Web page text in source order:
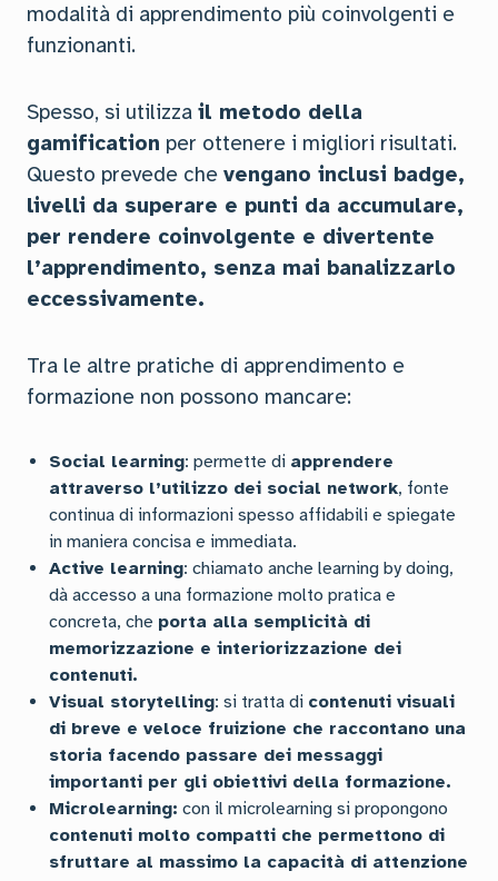
modalità di apprendimento più coinvolgenti e
funzionanti.
Spesso, si utilizza il metodo della
gamification per ottenere i migliori risultati.
Questo prevede che vengano inclusi badge,
livelli da superare e punti da accumulare,
per rendere coinvolgente e divertente
l’apprendimento, senza mai banalizzarlo
eccessivamente.
Tra le altre pratiche di apprendimento e
formazione non possono mancare:
Social learning: permette di apprendere
attraverso l’utilizzo dei social network, fonte
continua di informazioni spesso affidabili e spiegate
in maniera concisa e immediata.
Active learning: chiamato anche learning by doing,
dà accesso a una formazione molto pratica e
concreta, che porta alla semplicità di
memorizzazione e interiorizzazione dei
contenuti.
Visual storytelling: si tratta di contenuti visuali
di breve e veloce fruizione che raccontano una
storia facendo passare dei messaggi
importanti per gli obiettivi della formazione.
Microlearning: con il microlearning si propongono
contenuti molto compatti che permettono di
sfruttare al massimo la capacità di attenzione